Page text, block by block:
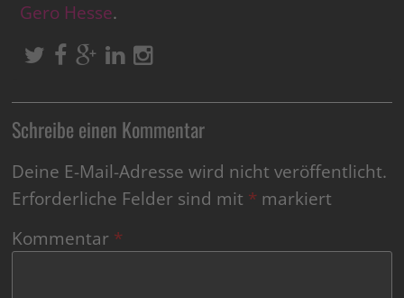
Gero Hesse.
Schreibe einen Kommentar
Deine E-Mail-Adresse wird nicht veröffentlicht.
Erforderliche Felder sind mit * markiert
Kommentar *